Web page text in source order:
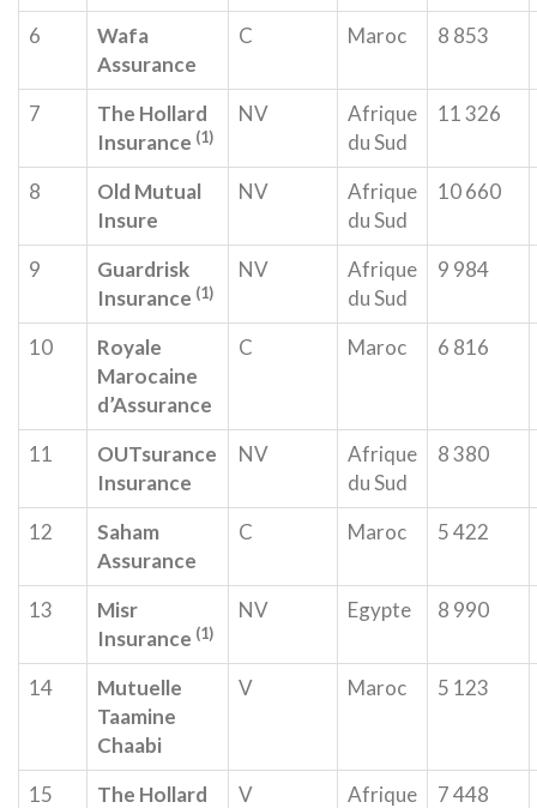
6
Wafa
Assurance
C Maroc 8 853
7
The Hollard
Insurance (1)
NV
Afrique
du Sud
11 326
8
Old Mutual
Insure
NV
Afrique
du Sud
10 660
9
Guardrisk
Insurance (1)
NV
Afrique
du Sud
9 984
10
Royale
Marocaine
d’Assurance
C Maroc 6 816
11
OUTsurance
Insurance
NV
Afrique
du Sud
8 380
12
Saham
Assurance
C Maroc 5 422
13
Misr
Insurance (1)
NV Egypte 8 990
14
Mutuelle
Taamine
Chaabi
V Maroc 5 123
15
The Hollard
V
Afrique
7 448